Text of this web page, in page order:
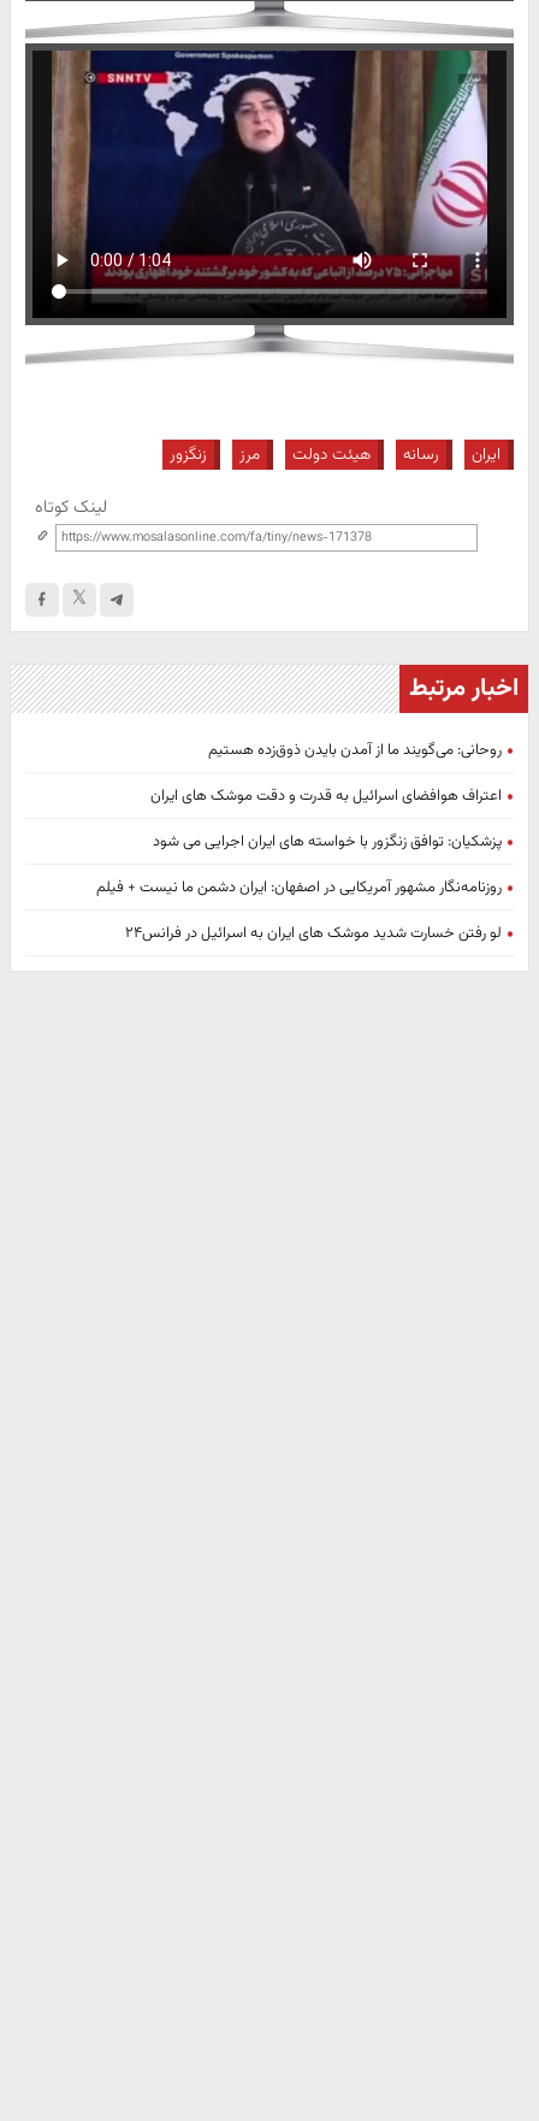
ایران رسانه هیئت دولت مرز زنگزور
لینک کوتاه
اخبار مرتبط
روحانی: می‌گویند ما از آمدن بایدن ذوق‌زده هستیم
اعتراف هوافضای اسرائیل به قدرت و دقت موشک های ایران
پزشکیان: توافق زنگزور با خواسته های ایران اجرایی می شود
روزنامه‌نگار مشهور آمریکایی در اصفهان: ایران دشمن ما نیست + فیلم
لو رفتن خسارت شدید موشک های ایران به اسرائیل در فرانس‌۲۴